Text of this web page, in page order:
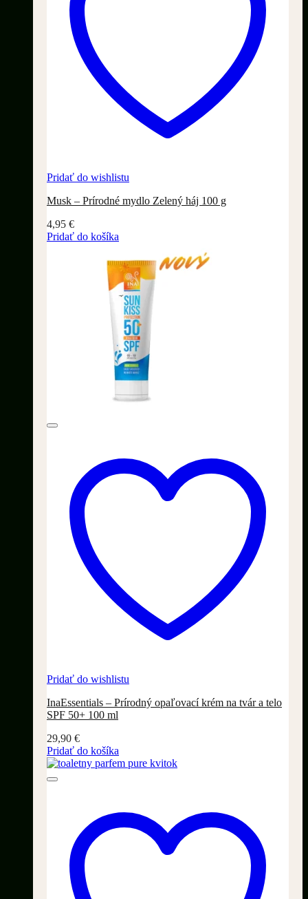
Pridať do wishlistu
Musk – Prírodné mydlo Zelený háj 100 g
4,95 €
Pridať do košíka
Pridať do wishlistu
InaEssentials – Prírodný opaľovací krém na tvár a telo
SPF 50+ 100 ml
29,90 €
Pridať do košíka